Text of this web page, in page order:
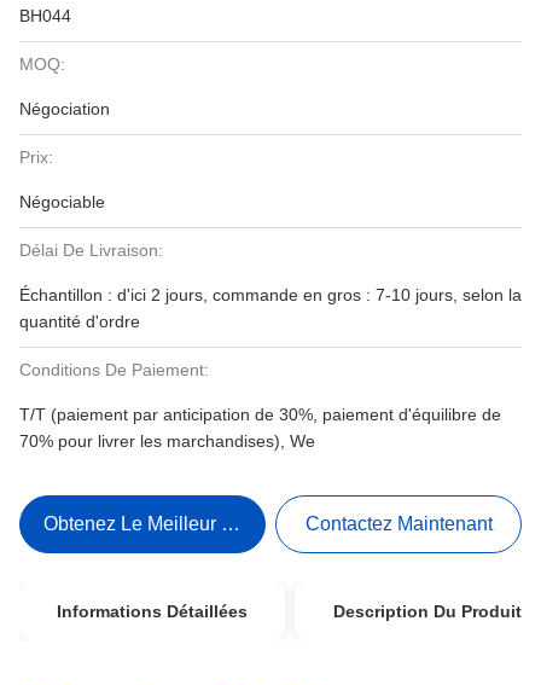
BH044
MOQ:
Négociation
Prix:
Négociable
Délai De Livraison:
Échantillon : d'ici 2 jours, commande en gros : 7-10 jours, selon la
quantité d'ordre
Conditions De Paiement:
T/T (paiement par anticipation de 30%, paiement d'équilibre de
70% pour livrer les marchandises), We
Obtenez Le Meilleur Prix Contactez Maintenant
Informations Détaillées Description Du Produit